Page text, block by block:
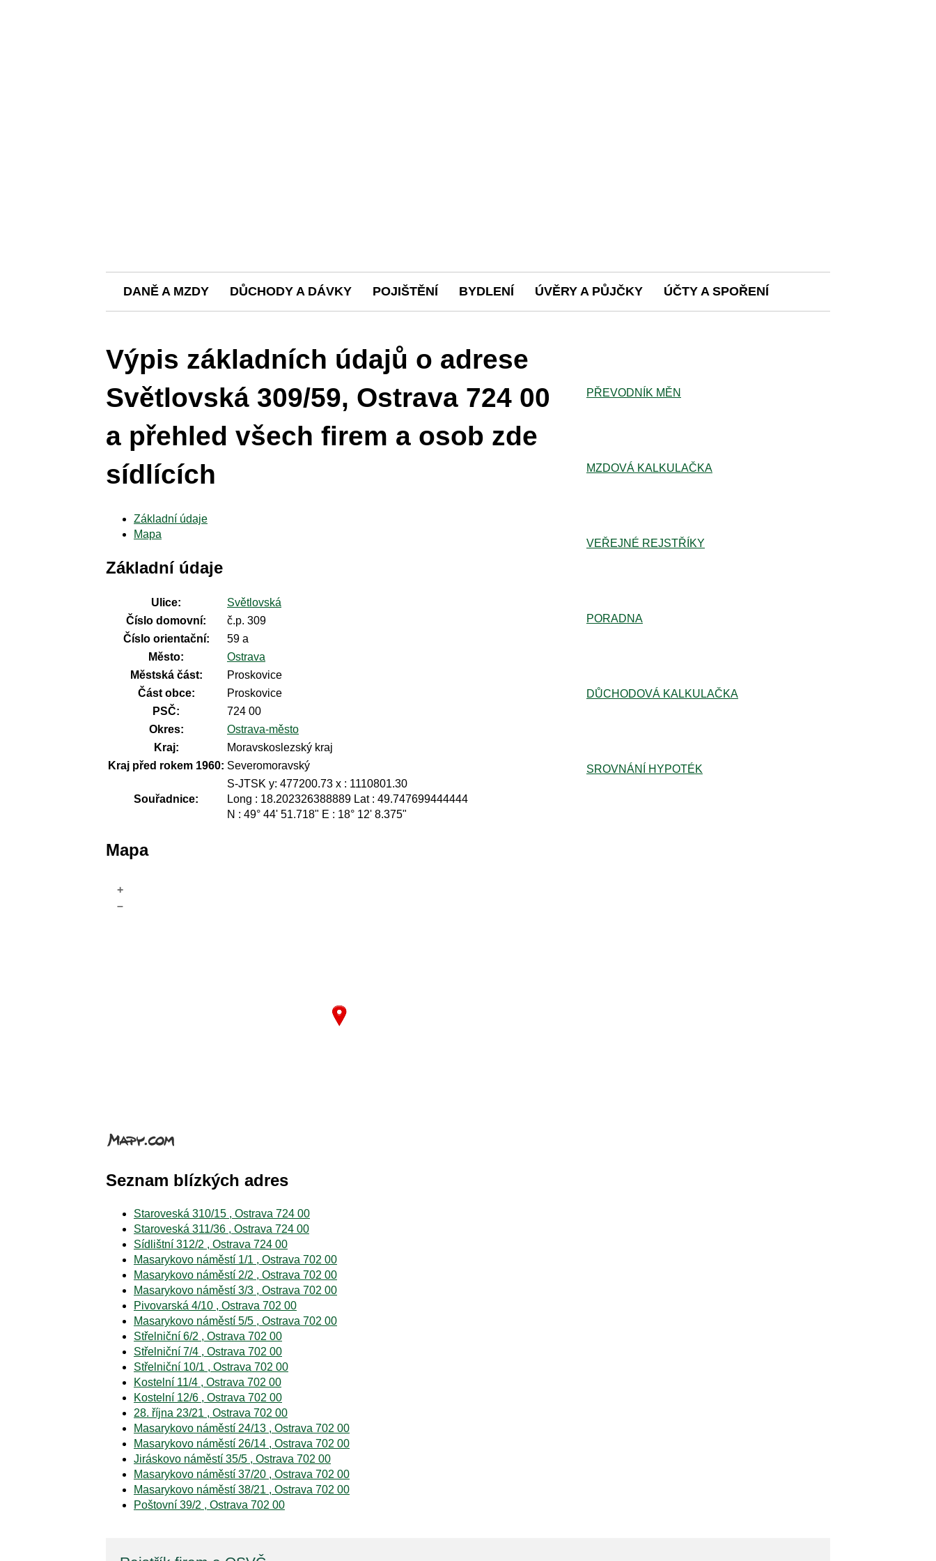
DANĚ A MZDY DŮCHODY A DÁVKY POJIŠTĚNÍ BYDLENÍ ÚVĚRY A PŮJČKY ÚČTY A SPOŘENÍ
Výpis základních údajů o adrese
Světlovská 309/59, Ostrava 724 00
a přehled všech firem a osob zde
sídlících
Základní údaje
Mapa
Základní údaje
Ulice:
Světlovská
Číslo domovní:
č.p. 309
Číslo orientační:
59 a
Město:
Ostrava
Městská část:
Proskovice
Část obce:
Proskovice
PSČ:
724 00
Okres:
Ostrava-město
Kraj:
Moravskoslezský kraj
Kraj před rokem 1960: Severomoravský
Souřadnice:
S-JTSK y: 477200.73 x : 1110801.30
Long : 18.202326388889 Lat : 49.747699444444
N : 49° 44' 51.718" E : 18° 12' 8.375"
Mapa
+
–
Seznam blízkých adres
Staroveská 310/15 , Ostrava 724 00
Staroveská 311/36 , Ostrava 724 00
Sídlištní 312/2 , Ostrava 724 00
Masarykovo náměstí 1/1 , Ostrava 702 00
Masarykovo náměstí 2/2 , Ostrava 702 00
Masarykovo náměstí 3/3 , Ostrava 702 00
Pivovarská 4/10 , Ostrava 702 00
Masarykovo náměstí 5/5 , Ostrava 702 00
Střelniční 6/2 , Ostrava 702 00
Střelniční 7/4 , Ostrava 702 00
Střelniční 10/1 , Ostrava 702 00
Kostelní 11/4 , Ostrava 702 00
Kostelní 12/6 , Ostrava 702 00
28. října 23/21 , Ostrava 702 00
Masarykovo náměstí 24/13 , Ostrava 702 00
Masarykovo náměstí 26/14 , Ostrava 702 00
Jiráskovo náměstí 35/5 , Ostrava 702 00
Masarykovo náměstí 37/20 , Ostrava 702 00
Masarykovo náměstí 38/21 , Ostrava 702 00
Poštovní 39/2 , Ostrava 702 00
PŘEVODNÍK MĚN
MZDOVÁ KALKULAČKA
VEŘEJNÉ REJSTŘÍKY
PORADNA
DŮCHODOVÁ KALKULAČKA
SROVNÁNÍ HYPOTÉK